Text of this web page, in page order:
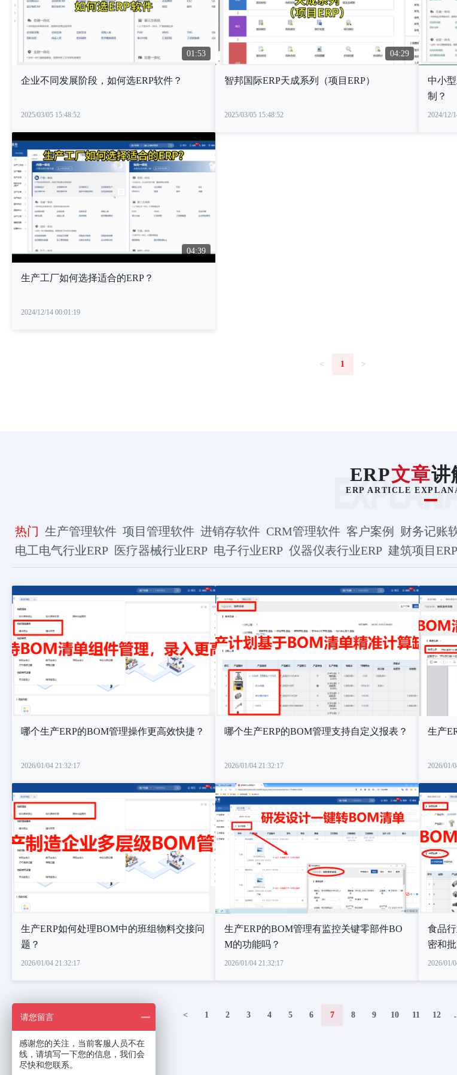
01:53
企业不同发展阶段，如何选ERP软件？
2025/03/05 15:48:52
04:29
智邦国际ERP天成系列（项目ERP）
2025/03/05 15:48:52
中小
制？
2024/12/
04:39
生产工厂如何选择适合的ERP？
2024/12/14 00:01:19
< 1 >
ERP文章讲
ERP ARTICLE
热门 生产管理软件 项目管理软件 进销存软件 CRM管理软件 客户案例 财务记账
电工电气行业ERP 医疗器械行业ERP 电子行业ERP 仪器仪表行业ERP 建筑项目ERP
哪个生产ERP的BOM管理操作更高效快捷？
2026/01/04 21:32:17
哪个生产ERP的BOM管理支持自定义报表？
2026/01/04 21:32:17
生产
2026/01/
生产ERP如何处理BOM中的班组物料交接问
题？
2026/01/04 21:32:17
生产ERP的BOM管理有监控关键零部件BO
M的功能吗？
2026/01/04 21:32:17
食品
密和
2026/01/
< 1 2 3 4 5 6 7 8 9 10 11 12
请您留言
感谢您的关注，当前客服人员不在
线，请填写一下您的信息，我们会
尽快和您联系。